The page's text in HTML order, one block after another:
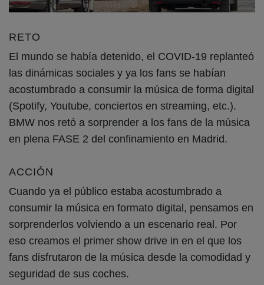
RETO
El mundo se había detenido, el COVID-19 replanteó
las dinámicas sociales y ya los fans se habían
acostumbrado a consumir la música de forma digital
(Spotify, Youtube, conciertos en streaming, etc.).
BMW nos retó a sorprender a los fans de la música
en plena FASE 2 del confinamiento en Madrid.
ACCIÓN
Cuando ya el público estaba acostumbrado a
consumir la música en formato digital, pensamos en
sorprenderlos volviendo a un escenario real. Por
eso creamos el primer show drive in en el que los
fans disfrutaron de la música desde la comodidad y
seguridad de sus coches.